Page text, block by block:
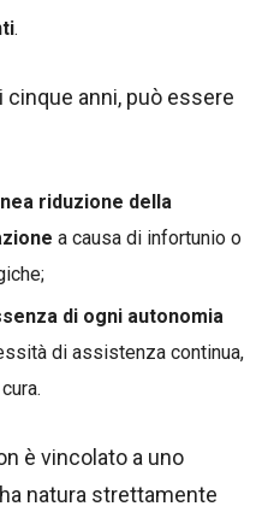
.
anni, può essere
riduzione della
a causa di infortunio o
di ogni autonomia
di assistenza continua,
è vincolato a uno
natura strettamente